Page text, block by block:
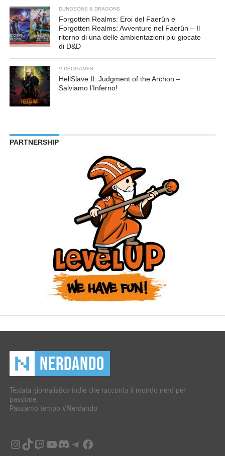
DUNGEONS & DRAGONS
Forgotten Realms: Eroi del Faerûn e
Forgotten Realms: Avventure nel Faerûn – Il
ritorno di una delle ambientazioni più giocate
di D&D
VIDEOGAMES
HellSlave II: Judgment of the Archon –
Salviamo l’Inferno!
PARTNERSHIP
Testata giornalistica indie che racconta il mondo nerd per
passione.
Passiamo tempo #Nerdando
Instagram
TikTok
Twitch
YouTube
Discord
Telegram
Facebook